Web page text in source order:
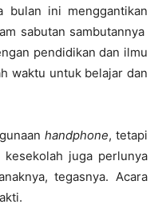
bulan ini menggantikan
sabutan sambutannya
pendidikan dan ilmu
waktu untuk belajar dan
handphone, tetapi
kesekolah juga perlunya
tegasnya. Acara